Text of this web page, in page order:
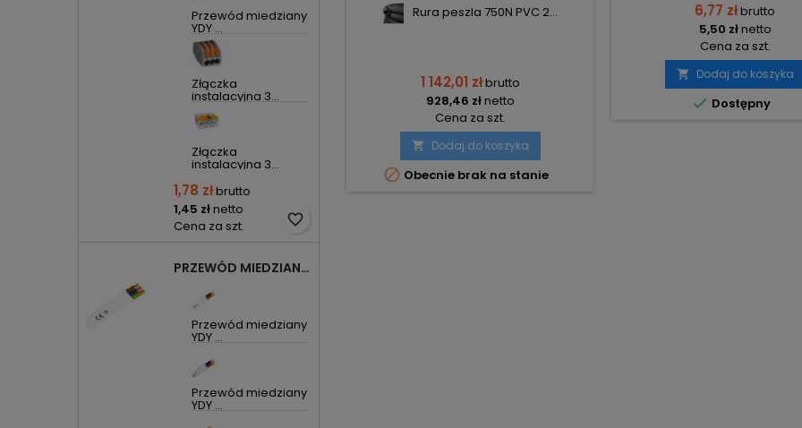
Przewód miedziany
YDY ...
Złączka
instalacyjna 3...
Złączka
instalacyjna 3...
1,78 złbrutto
1,45 złnetto
Cena za szt.
favorite_border
PRZEWÓD MIEDZIANY YDYP DRUT 3X1,5MM2 ŻO 450/750V
Przewód miedziany
YDY ...
Przewód miedziany
YDY ...
Rura peszla 750N PVC 2...
1 142,01 złbrutto
928,46 złnetto
Cena za szt.
 Dodaj do koszyka
 Obecnie brak na stanie
6,77 złbrutto
5,50 złnetto
Cena za szt.
 Dodaj do koszyka
 Dostępny